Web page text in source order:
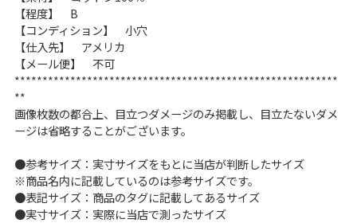
【程度】 B
【コンディション】 小穴
【仕入先】 アメリカ
【メール便】 不可
**********************************************************
**
画像枚数の都合上、目立つダメージのみ掲載し、目立たないダメ
ージは省略することがございます。
●参考サイズ：実寸サイズをもとに当店が判断したサイズ
※商品名内に記載しているのは参考サイズです。
●表記サイズ：商品のタグに記載してあるサイズ
●実寸サイズ：実際に当店で測ったサイズ